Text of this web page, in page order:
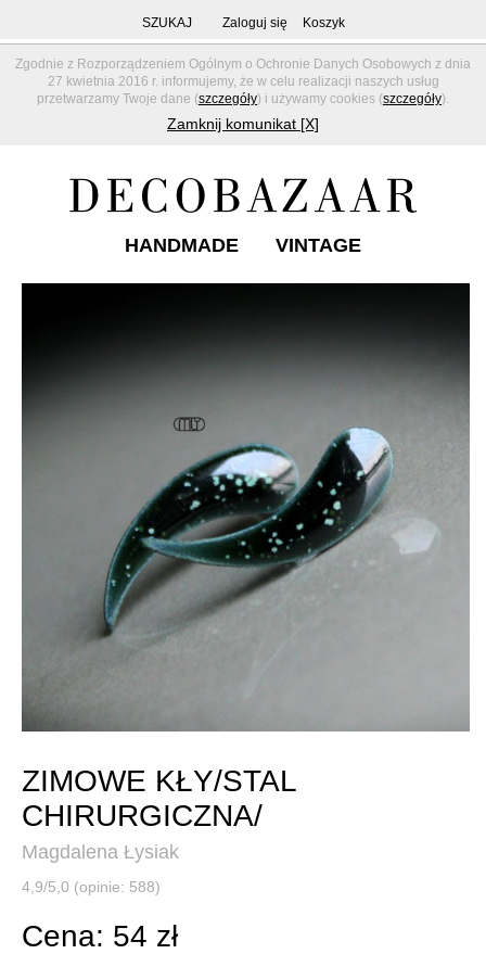
Zgodnie z Rozporządzeniem Ogólnym o Ochronie Danych Osobowych z dnia
27 kwietnia 2016 r. informujemy, że w celu realizacji naszych usług
przetwarzamy Twoje dane (szczegóły) i używamy cookies (szczegóły).
Zamknij komunikat [X]
SZUKAJ Zaloguj się Koszyk
HANDMADE VINTAGE
ZIMOWE KŁY/STAL
CHIRURGICZNA/
Magdalena Łysiak
4,9/5,0 (opinie: 588)
Cena: 54 zł